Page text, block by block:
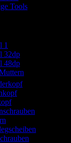
Tools
1
32dp
48dp